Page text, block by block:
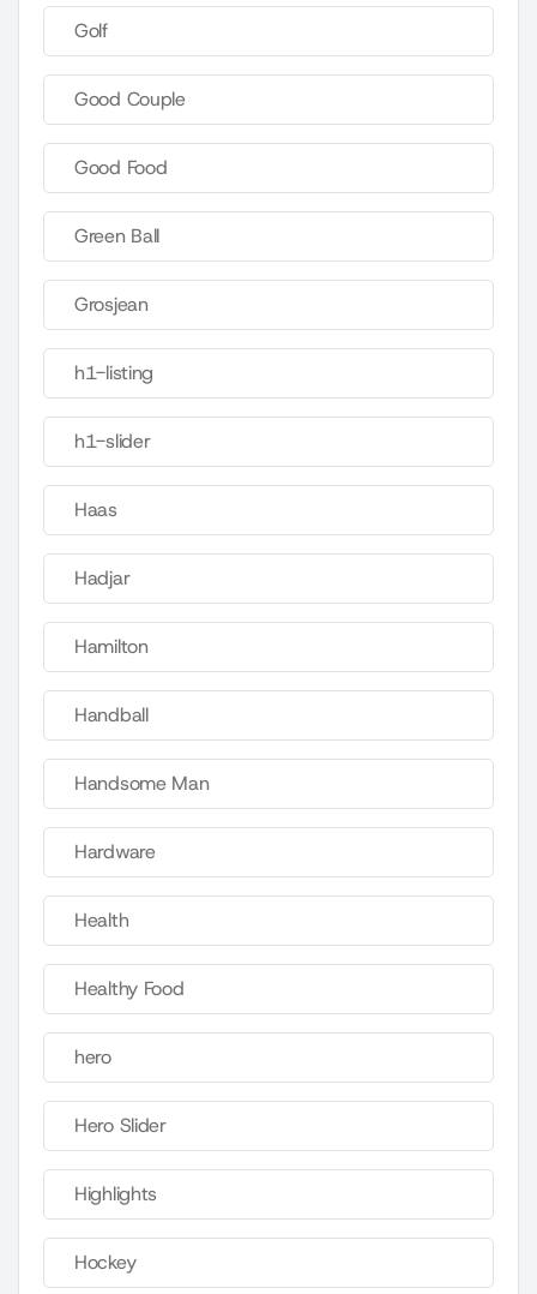
Golf
Good Couple
Good Food
Green Ball
Grosjean
h1-listing
h1-slider
Haas
Hadjar
Hamilton
Handball
Handsome Man
Hardware
Health
Healthy Food
hero
Hero Slider
Highlights
Hockey